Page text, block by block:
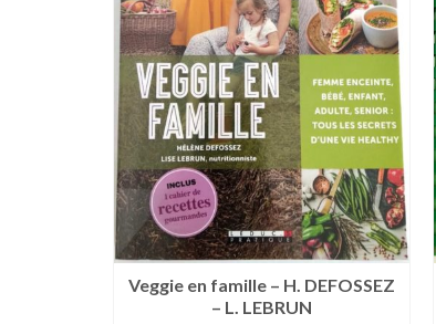
Veggie en famille – H. DEFOSSEZ
– L. LEBRUN